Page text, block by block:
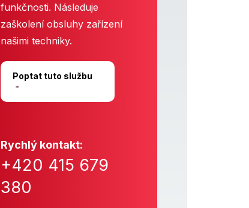
funkčnosti. Následuje
zaškolení obsluhy zařízení
našimi techniky.
Poptat tuto službu
Rychlý kontakt:
+420 415 679
380